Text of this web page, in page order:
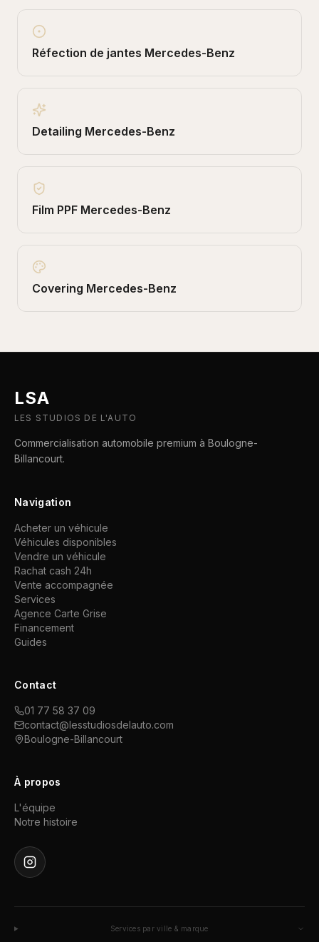
Réfection de jantes Mercedes-Benz
Detailing Mercedes-Benz
Film PPF Mercedes-Benz
Covering Mercedes-Benz
LSA
LES STUDIOS DE L'AUTO
Commercialisation automobile premium à Boulogne-
Billancourt.
Navigation
Acheter un véhicule
Véhicules disponibles
Vendre un véhicule
Rachat cash 24h
Vente accompagnée
Services
Agence Carte Grise
Financement
Guides
Contact
01 77 58 37 09
contact@lesstudiosdelauto.com
Boulogne-Billancourt
À propos
L'équipe
Notre histoire
Services par ville & marque